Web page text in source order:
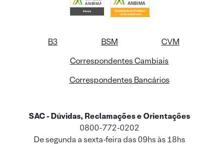
B3 BSM
CVM
Correspondentes Cambiais
Correspondentes Bancários
SAC - Dúvidas, Reclamações e Orientações
0800-772-0202
De segunda a sexta-feira das 09hs às 18hs